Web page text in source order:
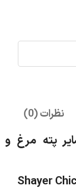
نظرات (0)
شایر پته مرغ و
Shayer